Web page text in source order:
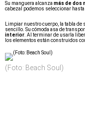
Su manguera alcanza más de dos
cabezal podemos seleccionar
Limpiar nuestro cuerpo, la tabla
sencillo. Su cómoda asa de
interior . Al terminar de usarla
los elementos están construidos
(Foto: Beach Soul)